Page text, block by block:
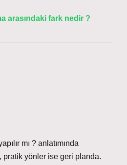
arasındaki fark nedir ?
mı ? anlatımında
pratik yönler ise geri planda.